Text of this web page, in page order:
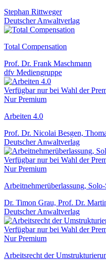
Stephan Rittweger
Deutscher Anwaltverlag
Total Compensation
Prof. Dr. Frank Maschmann
dfv Mediengruppe
Verfügbar nur bei Wahl der
Nur Premium
Arbeiten 4.0
Prof. Dr. Nicolai Besgen,
Deutscher Anwaltverlag
Verfügbar nur bei Wahl der
Nur Premium
Arbeitnehmerüberlassung,
Dr. Timon Grau, Prof. Dr.
Deutscher Anwaltverlag
Verfügbar nur bei Wahl der
Nur Premium
Arbeitsrecht der